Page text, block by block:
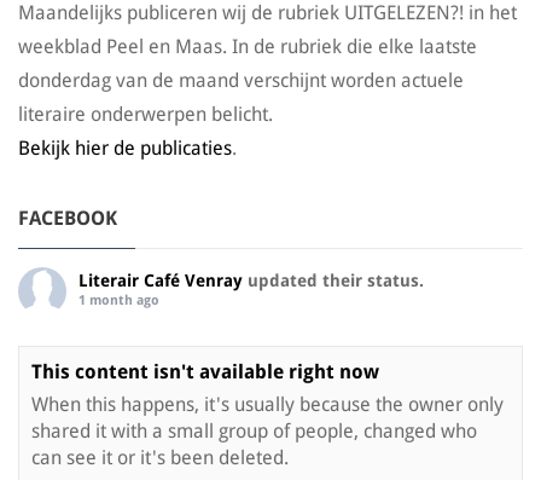
Maandelijks publiceren wij de rubriek UITGELEZEN?! in het
weekblad Peel en Maas. In de rubriek die elke laatste
donderdag van de maand verschijnt worden actuele
literaire onderwerpen belicht.
Bekijk hier de publicaties.
FACEBOOK
Literair Café Venray updated their status.
1 month ago
This content isn't available right now
When this happens, it's usually because the owner only
shared it with a small group of people, changed who
can see it or it's been deleted.